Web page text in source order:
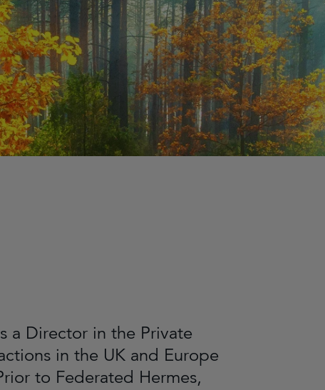
a Director in the Private
in the UK and Europe
to Federated Hermes,